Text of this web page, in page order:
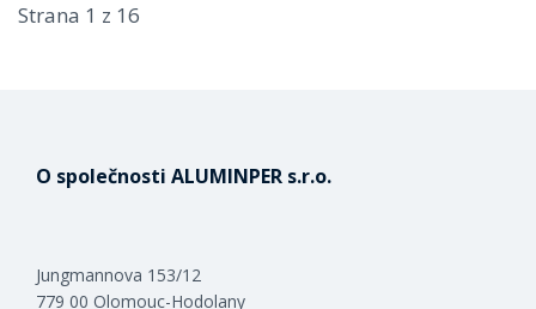
Strana 1 z 16
O společnosti ALUMINPER s.r.o.
Jungmannova 153/12
779 00 Olomouc-Hodolany